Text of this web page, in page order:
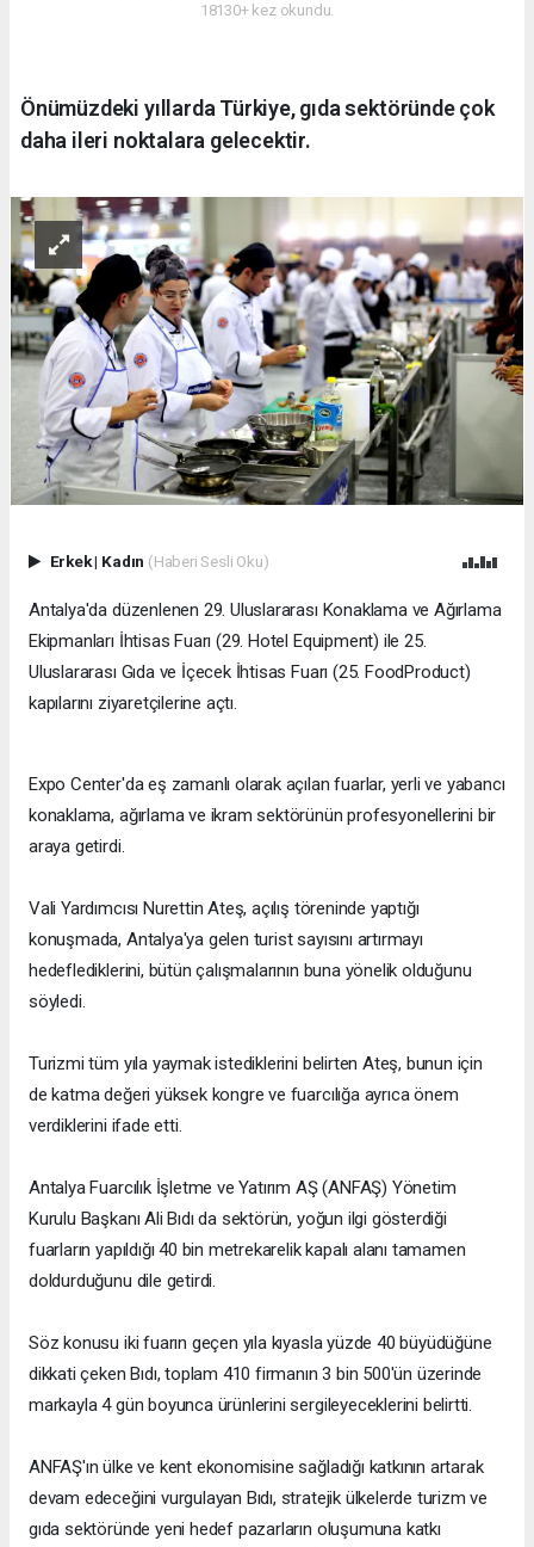
18130+ kez okundu.
Önümüzdeki yıllarda Türkiye, gıda sektöründe çok
daha ileri noktalara gelecektir.
Erkek| Kadın (Haberi Sesli Oku)
​Antalya'da düzenlenen 29. Uluslararası Konaklama ve Ağırlama
Ekipmanları İhtisas Fuarı (29. Hotel Equipment) ile 25.
Uluslararası Gıda ve İçecek İhtisas Fuarı (25. FoodProduct)
kapılarını ziyaretçilerine açtı.
Expo Center'da eş zamanlı olarak açılan fuarlar, yerli ve yabancı
konaklama, ağırlama ve ikram sektörünün profesyonellerini bir
araya getirdi.
Vali Yardımcısı Nurettin Ateş, açılış töreninde yaptığı
konuşmada, Antalya'ya gelen turist sayısını artırmayı
hedeflediklerini, bütün çalışmalarının buna yönelik olduğunu
söyledi.
Turizmi tüm yıla yaymak istediklerini belirten Ateş, bunun için
de katma değeri yüksek kongre ve fuarcılığa ayrıca önem
verdiklerini ifade etti.
Antalya Fuarcılık İşletme ve Yatırım AŞ (ANFAŞ) Yönetim
Kurulu Başkanı Ali Bıdı da sektörün, yoğun ilgi gösterdiği
fuarların yapıldığı 40 bin metrekarelik kapalı alanı tamamen
doldurduğunu dile getirdi.
Söz konusu iki fuarın geçen yıla kıyasla yüzde 40 büyüdüğüne
dikkati çeken Bıdı, toplam 410 firmanın 3 bin 500'ün üzerinde
markayla 4 gün boyunca ürünlerini sergileyeceklerini belirtti.
ANFAŞ'ın ülke ve kent ekonomisine sağladığı katkının artarak
devam edeceğini vurgulayan Bıdı, stratejik ülkelerde turizm ve
gıda sektöründe yeni hedef pazarların oluşumuna katkı